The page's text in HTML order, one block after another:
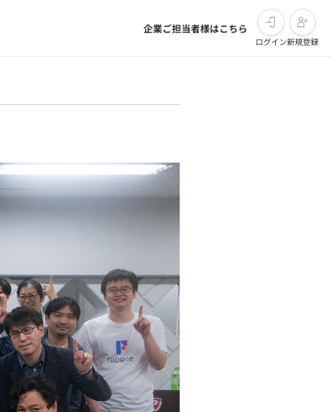
企業ご担当者様はこちら
ログイン新規登録